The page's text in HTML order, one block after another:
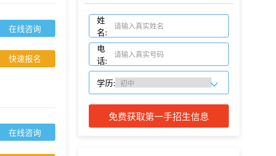
在线咨询
快速报名
在线咨询
姓
名:
电
话:
学历:
免费获取第一手招生信息